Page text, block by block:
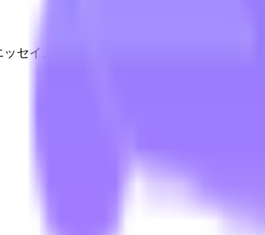
セイ、メール、法律、ストーリー、手紙、